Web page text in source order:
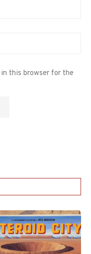
this browser for the